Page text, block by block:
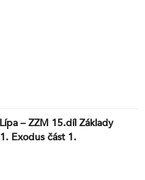
– ZZM 15.díl Základy
Exodus část 1.